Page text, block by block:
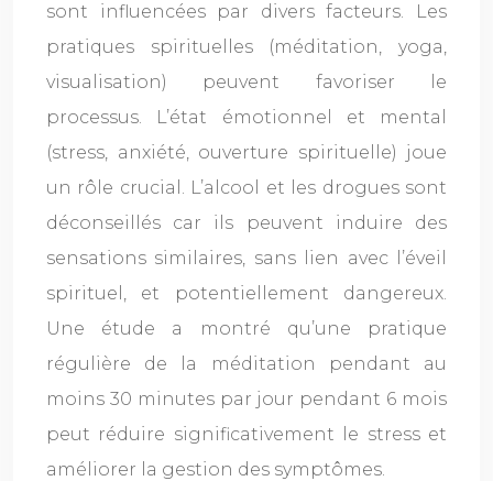
sont influencées par divers facteurs. Les
pratiques spirituelles (méditation, yoga,
visualisation) peuvent favoriser le
processus. L’état émotionnel et mental
(stress, anxiété, ouverture spirituelle) joue
un rôle crucial. L’alcool et les drogues sont
déconseillés car ils peuvent induire des
sensations similaires, sans lien avec l’éveil
spirituel, et potentiellement dangereux.
Une étude a montré qu’une pratique
régulière de la méditation pendant au
moins 30 minutes par jour pendant 6 mois
peut réduire significativement le stress et
améliorer la gestion des symptômes.